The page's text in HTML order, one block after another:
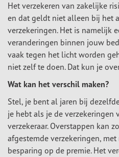
Het verzekeren van zakelijke
en dat geldt niet alleen bij het
verzekeringen. Het is namelijk
veranderingen binnen jouw
vaak tegen het licht worden
niet zelf te doen. Dat kun je
Wat kan het verschil maken?
Stel, je bent al jaren bij
je hebt als je de verzekeringen
verzekeraar. Overstappen kan
afgestemde verzekeringen,
besparing op de premie. Het